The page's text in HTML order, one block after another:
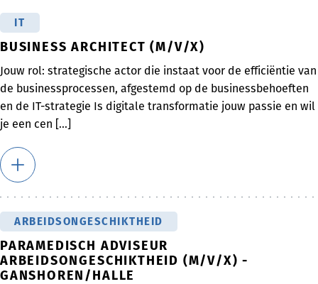
IT
BUSINESS ARCHITECT (M/V/X)
Jouw rol: strategische actor die instaat voor de efficiëntie van
de businessprocessen, afgestemd op de businessbehoeften
en de IT-strategie Is digitale transformatie jouw passie en wil
je een cen [...]
ARBEIDSONGESCHIKTHEID
PARAMEDISCH ADVISEUR
ARBEIDSONGESCHIKTHEID (M/V/X) -
GANSHOREN/HALLE